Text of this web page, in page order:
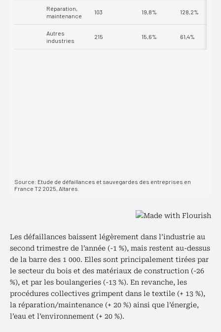
Les défaillances baissent légèrement dans l’industrie au
second trimestre de l’année (-1 %), mais restent au-dessus
de la barre des 1 000. Elles sont principalement tirées par
le secteur du bois et des matériaux de construction (-26
%), et par les boulangeries (-13 %). En revanche, les
procédures collectives grimpent dans le textile (+ 13 %),
la réparation/maintenance (+ 20 %) ainsi que l’énergie,
l’eau et l’environnement (+ 20 %).